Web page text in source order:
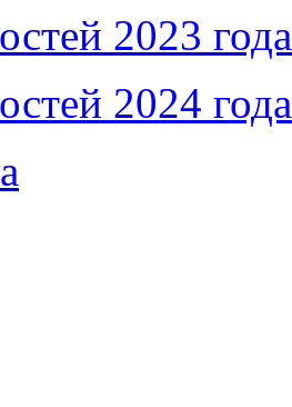
2023 года
2024 года